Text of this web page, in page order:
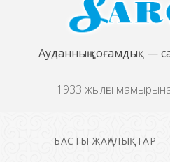
Ауданның қоғамдық —
1933 жылғы
БАСТЫ ЖАҢАЛЫҚТАР